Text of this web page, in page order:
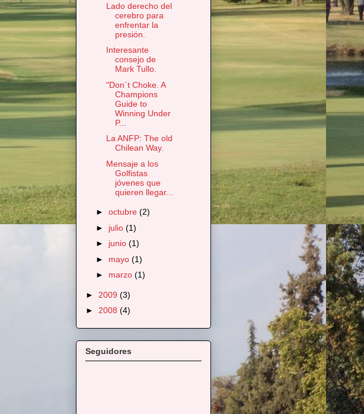
Lado derecho del
cerebro para
enfrentar la
presión.
Interesante
consejo de
Mark Tullo.
"Don´t Choke. A
Champions
Guide to
Winning Under
P...
La ANFP: The old
Chilean Way.
Mensaje a los
Golfistas
jóvenes que
quieren llegar...
► octubre (2)
► julio (1)
► junio (1)
► mayo (1)
► marzo (1)
► 2009 (3)
► 2008 (4)
Seguidores